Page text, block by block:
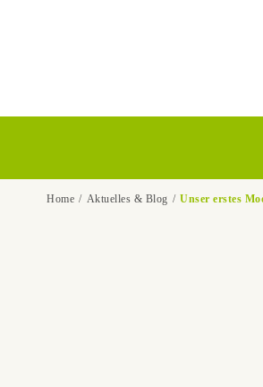
Home Aktuelles & Blog Unser erstes